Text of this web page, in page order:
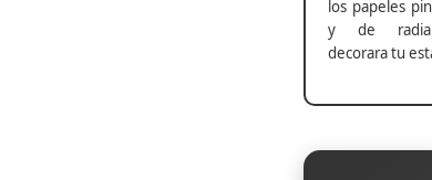
los papeles
y de
decorara tu